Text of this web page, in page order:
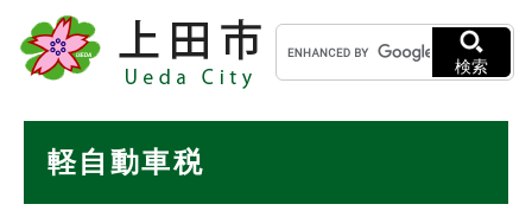
メニューを飛ばして本文へ
キ
ー
ワ
検索
軽自動車税